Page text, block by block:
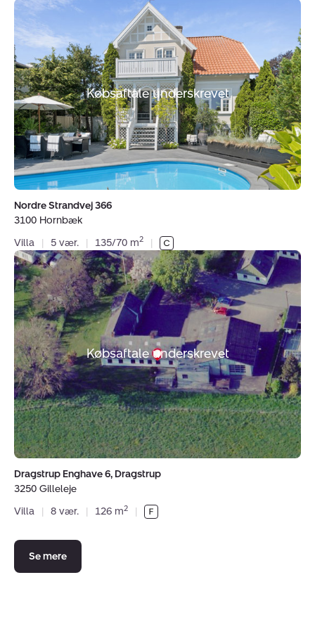
Villa:
Nordre
Strandvej
366,
3100
Hornbæk
Købsaftale underskrevet
Nordre Strandvej 366
3100 Hornbæk
Villa
| 5 vær. | 135/70 m2 |
Villa:
Dragstrup
Enghave
6,
Dragstrup,
3250
Gilleleje
Købsaftale underskrevet
Dragstrup Enghave 6, Dragstrup
3250 Gilleleje
Villa
| 8 vær. | 126 m2 |
Se mere